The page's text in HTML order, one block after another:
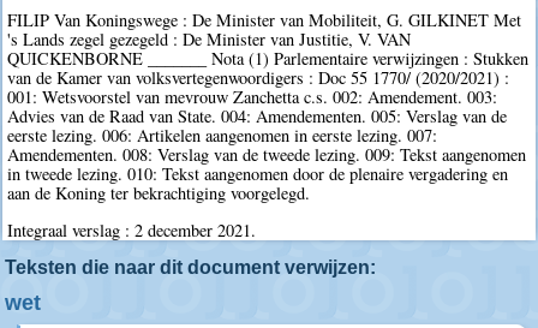
FILIP Van Koningswege : De Minister van Mobiliteit, G. GILKINET Met
's Lands zegel gezegeld : De Minister van Justitie, V. VAN
QUICKENBORNE _______ Nota (1) Parlementaire verwijzingen : Stukken
van de Kamer van volksvertegenwoordigers : Doc 55 1770/ (2020/2021) :
001: Wetsvoorstel van mevrouw Zanchetta c.s. 002: Amendement. 003:
Advies van de Raad van State. 004: Amendementen. 005: Verslag van de
eerste lezing. 006: Artikelen aangenomen in eerste lezing. 007:
Amendementen. 008: Verslag van de tweede lezing. 009: Tekst aangenomen
in tweede lezing. 010: Tekst aangenomen door de plenaire vergadering en
aan de Koning ter bekrachtiging voorgelegd.
Integraal verslag : 2 december 2021.
Teksten die naar dit document verwijzen:
wet